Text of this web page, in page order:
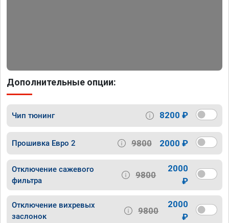
Дополнительные опции:
Чип тюнинг 8200 ₽
Прошивка Евро 2 9800 2000 ₽
Отключение сажевого
фильтра
9800
2000
₽
Отключение вихревых
заслонок
9800
2000
₽